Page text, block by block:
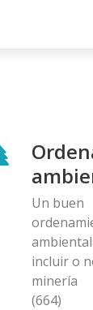
Un buen
incluir o
minería
(664)